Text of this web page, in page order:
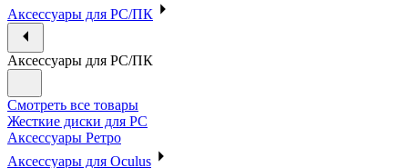
Аксессуары для PC/ПК
Аксессуары для PC/ПК
Смотреть все товары
Жесткие диски для PC
Аксессуары Ретро
Аксессуары для Oculus